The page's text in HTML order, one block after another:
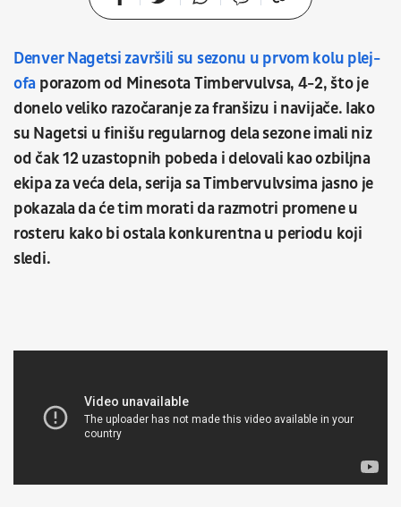
Denver Nagetsi završili su sezonu u prvom kolu plej-
ofa porazom od Minesota Timbervulvsa, 4-2, što je
donelo veliko razočaranje za franšizu i navijače. Iako
su Nagetsi u finišu regularnog dela sezone imali niz
od čak 12 uzastopnih pobeda i delovali kao ozbiljna
ekipa za veća dela, serija sa Timbervulvsima jasno je
pokazala da će tim morati da razmotri promene u
rosteru kako bi ostala konkurentna u periodu koji
sledi.